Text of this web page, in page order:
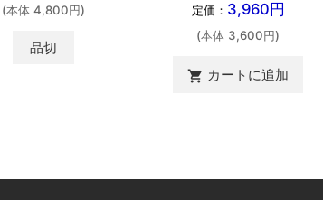
(本体 4,800円)
品切
定価： 3,960円
(本体 3,600円)
shopping_cart カートに追加